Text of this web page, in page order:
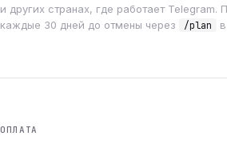
и других странах, где работает Telegram.
каждые 30 дней до отмены через
/plan
ОПЛАТА